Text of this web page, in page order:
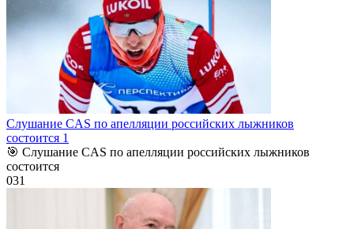
Слушание CAS по апелляции российских лыжников
состоится 1
🎯 Слушание CAS по апелляции российских лыжников
состоится
031